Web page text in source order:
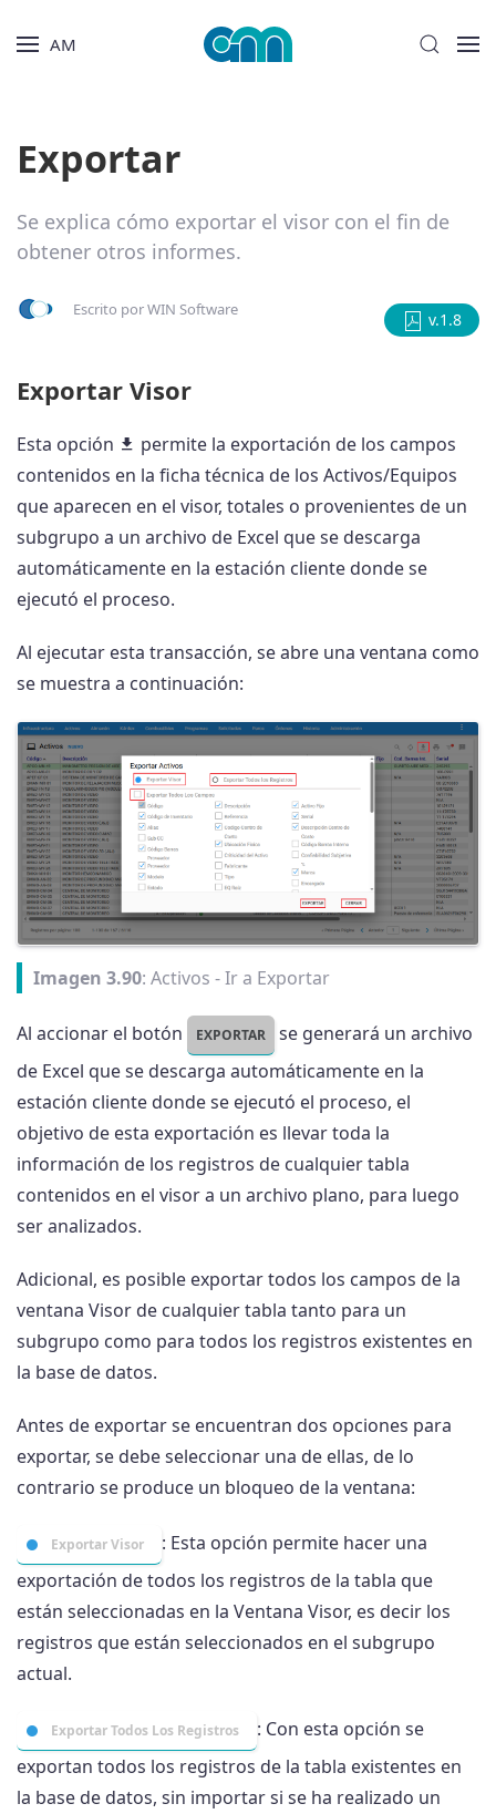
AM
Exportar
Se explica cómo exportar el visor con el fin de
obtener otros informes.
Escrito porWIN Software v.1.8
Exportar Visor
Esta opción
permite la exportación de los campos
contenidos en la ficha técnica de los Activos/Equipos
que aparecen en el visor, totales o provenientes de un
subgrupo a un archivo de Excel que se descarga
automáticamente en la estación cliente donde se
ejecutó el proceso.
Al ejecutar esta transacción, se abre una ventana como
se muestra a continuación:
Imagen 3.90: Activos - Ir a Exportar
Al accionar el botón EXPORTAR
se generará un archivo
de Excel que se descarga automáticamente en la
estación cliente donde se ejecutó el proceso, el
objetivo de esta exportación es llevar toda la
información de los registros de cualquier tabla
contenidos en el visor a un archivo plano, para luego
ser analizados.
Adicional, es posible exportar todos los campos de la
ventana Visor de cualquier tabla tanto para un
subgrupo como para todos los registros existentes en
la base de datos.
Antes de exportar se encuentran dos opciones para
exportar, se debe seleccionar una de ellas, de lo
contrario se produce un bloqueo de la ventana:
Exportar Visor
: Esta opción permite hacer una
exportación de todos los registros de la tabla que
están seleccionadas en la Ventana Visor, es decir los
registros que están seleccionados en el subgrupo
actual.
Exportar Todos Los Registros
: Con esta opción se
exportan todos los registros de la tabla existentes en
la base de datos, sin importar si se ha realizado un